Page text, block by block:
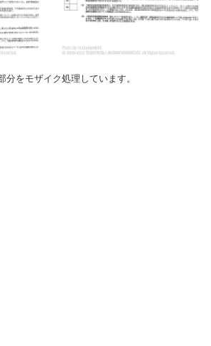
をモザイク処理しています。